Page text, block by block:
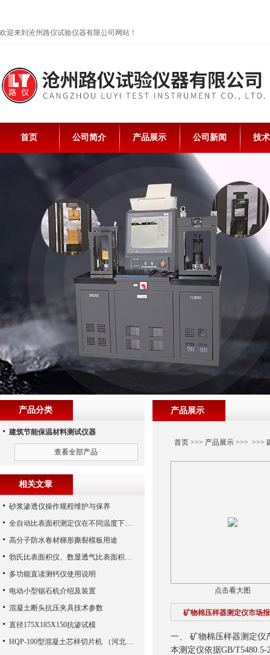
欢迎来到沧州路仪试验仪器有限公司网站！
首页 公司简介 产品展示 公司新闻 技
产品展示
首页>>> 产品展示>>> >>>
点击看大图
矿物棉压样器测定仪市场
一、 矿物棉压样器测定仪
本测定仪依据GB/
产品分类
建筑节能保温材料测试仪器
查看全部产品
相关文章
砂浆渗透仪操作规程维护与保养
全自动比表面积测定仪在不同温度下水银密度、空气粘度η和
高分子防水卷材梯形撕裂模板用途
勃氏比表面积仪、数显透气比表面积测定仪、勃氏透气比表面积测定仪
多功能直读测钙仪使用说明
电动小型锯石机介绍及装置
混凝土断头抗压夹具技术参数
直径175X185X150抗渗试模
HQP-100型混凝土芯样切片机 （河北路仪）